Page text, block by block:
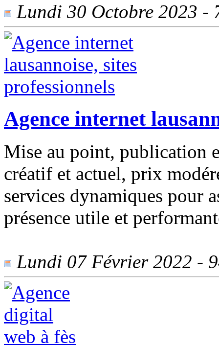
Lundi 30 Octobre 2023 -
Agence internet
Mise au point, publication
créatif et actuel, prix
services dynamiques pour
présence utile et
Lundi 07 Février 2022 -